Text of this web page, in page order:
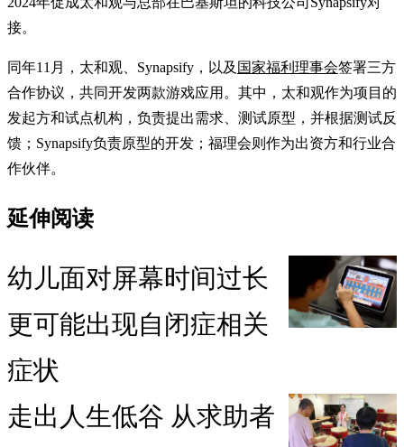
接。
同年11月，太和观、Synapsify，以及 国家福利理事会签署三方
合作协议，共同开发两款游戏应用。其中，太和观作为项目的
发起方和试点机构，负责提出需求、测试原型，并根据测试反
馈；Synapsify负责原型的开发；福理会则作为出资方和行业合
作伙伴。
延伸阅读
幼儿面对屏幕时间过长
更可能出现自闭症相关
症状
走出人生低谷 从求助者